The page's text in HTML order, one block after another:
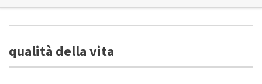
qualità della vita